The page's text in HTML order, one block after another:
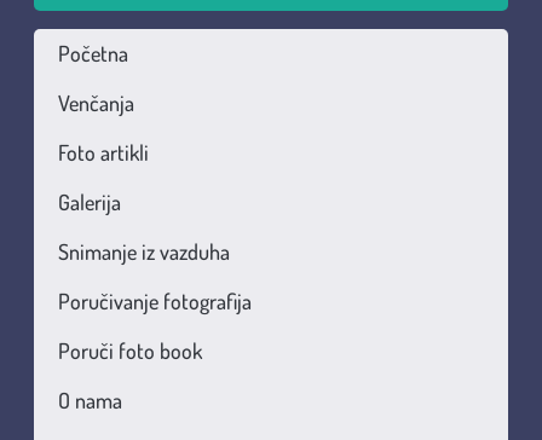
Početna
Venčanja
Foto artikli
Galerija
Snimanje iz vazduha
Poručivanje fotografija
Poruči foto book
O nama